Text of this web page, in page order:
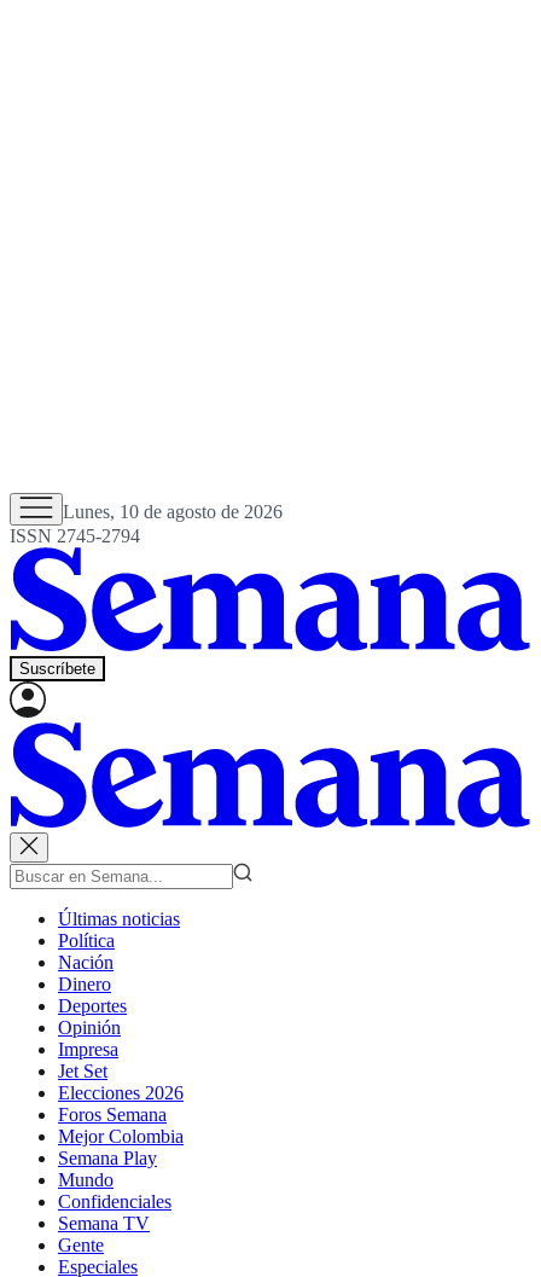
Lunes, 10 de agosto de 2026
ISSN 2745-2794
Suscríbete
Últimas noticias
Política
Nación
Dinero
Deportes
Opinión
Impresa
Jet Set
Elecciones 2026
Foros Semana
Mejor Colombia
Semana Play
Mundo
Confidenciales
Semana TV
Gente
Especiales